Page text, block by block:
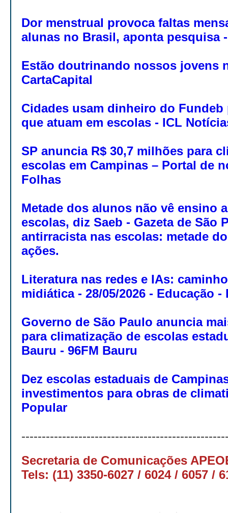
Dor menstrual provoca faltas
alunas no Brasil, aponta pesquisa
Estão doutrinando nossos jovens
CartaCapital
Cidades usam dinheiro do Fundeb
que atuam em escolas - ICL
SP anuncia R$ 30,7 milhões para
escolas em Campinas – Portal de
Folhas
Metade dos alunos não vê ensino
escolas, diz Saeb - Gazeta de São
antirracista nas escolas: metade
ações.
Literatura nas redes e IAs:
midiática - 28/05/2026 - Educação -
Governo de São Paulo anuncia
para climatização de escolas
Bauru - 96FM Bauru
Dez escolas estaduais de
investimentos para obras de
Popular
-----------------------------------------
Secretaria de Comunicações
Tels: (11) 3350-6027 / 6024 / 6057 /